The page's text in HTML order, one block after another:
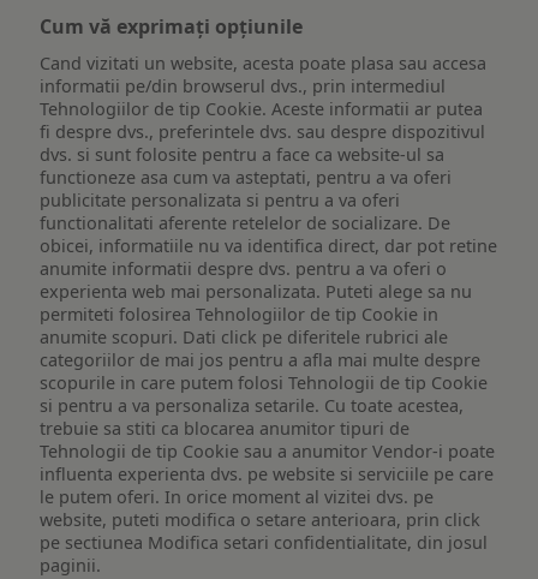
Cum vă exprimați opțiunile
Cand vizitati un website, acesta poate plasa sau accesa
informatii pe/din browserul dvs., prin intermediul
Tehnologiilor de tip Cookie. Aceste informatii ar putea
fi despre dvs., preferintele dvs. sau despre dispozitivul
dvs. si sunt folosite pentru a face ca website-ul sa
functioneze asa cum va asteptati, pentru a va oferi
publicitate personalizata si pentru a va oferi
functionalitati aferente retelelor de socializare. De
obicei, informatiile nu va identifica direct, dar pot retine
anumite informatii despre dvs. pentru a va oferi o
experienta web mai personalizata. Puteti alege sa nu
permiteti folosirea Tehnologiilor de tip Cookie in
anumite scopuri. Dati click pe diferitele rubrici ale
categoriilor de mai jos pentru a afla mai multe despre
scopurile in care putem folosi Tehnologii de tip Cookie
si pentru a va personaliza setarile. Cu toate acestea,
trebuie sa stiti ca blocarea anumitor tipuri de
Tehnologii de tip Cookie sau a anumitor Vendor-i poate
influenta experienta dvs. pe website si serviciile pe care
le putem oferi. In orice moment al vizitei dvs. pe
website, puteti modifica o setare anterioara, prin click
pe sectiunea Modifica setari confidentialitate, din josul
paginii.